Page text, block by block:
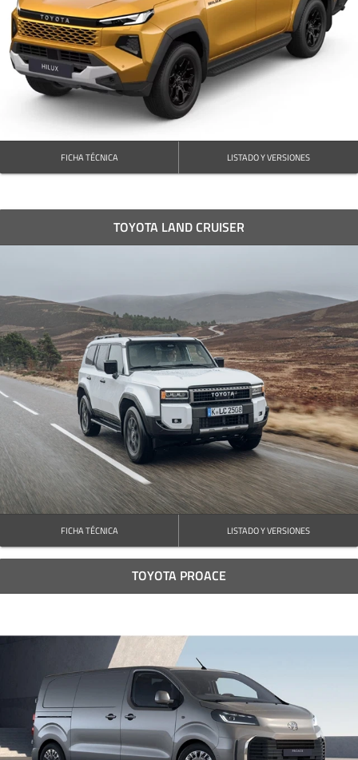
FICHA TÉCNICA LISTADO Y VERSIONES
TOYOTA LAND CRUISER
FICHA TÉCNICA LISTADO Y VERSIONES
TOYOTA PROACE